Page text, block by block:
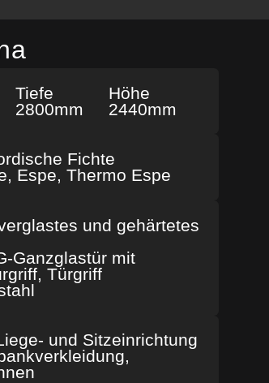
Tiefe
2800mm
Höhe
2440mm
Fichte
Espe, Thermo Espe
und gehärtetes
Ganzglastür mit
Türgriff
und Sitzeinrichtung